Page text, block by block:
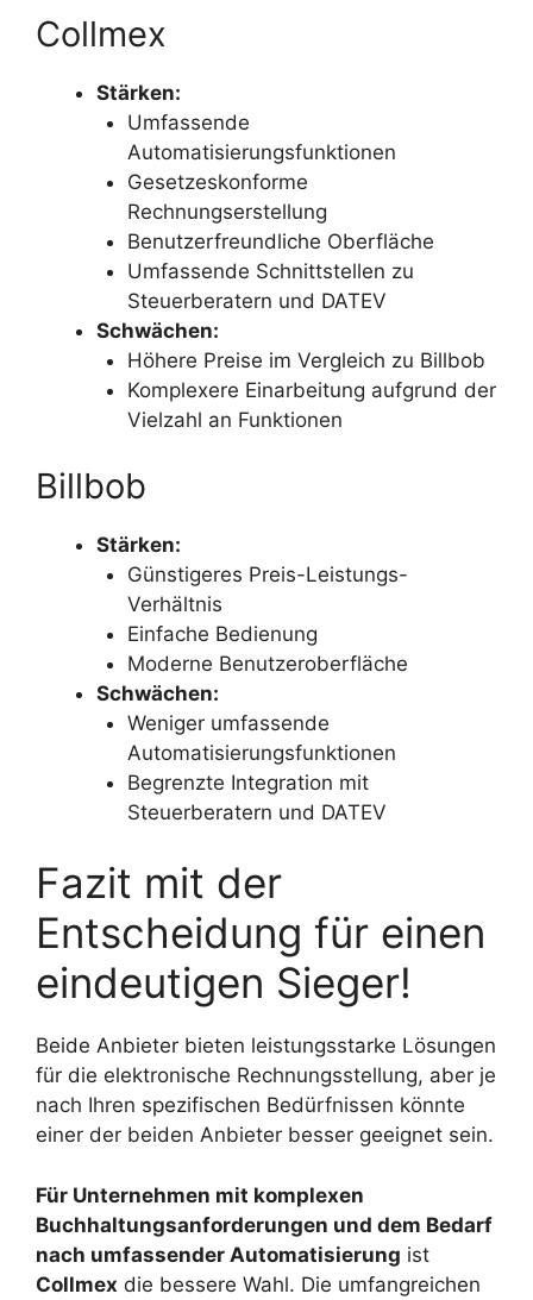
Collmex
Stärken:
Umfassende
Automatisierungsfunktionen
Gesetzeskonforme
Rechnungserstellung
Benutzerfreundliche Oberfläche
Umfassende Schnittstellen zu
Steuerberatern und DATEV
Schwächen:
Höhere Preise im Vergleich zu Billbob
Komplexere Einarbeitung aufgrund der
Vielzahl an Funktionen
Billbob
Stärken:
Günstigeres Preis-Leistungs-
Verhältnis
Einfache Bedienung
Moderne Benutzeroberfläche
Schwächen:
Weniger umfassende
Automatisierungsfunktionen
Begrenzte Integration mit
Steuerberatern und DATEV
Fazit mit der
Entscheidung für einen
eindeutigen Sieger!
Beide Anbieter bieten leistungsstarke Lösungen
für die elektronische Rechnungsstellung, aber je
nach Ihren spezifischen Bedürfnissen könnte
einer der beiden Anbieter besser geeignet sein.
Für Unternehmen mit komplexen
Buchhaltungsanforderungen und dem Bedarf
nach umfassender Automatisierung ist
Collmex die bessere Wahl. Die umfangreichen